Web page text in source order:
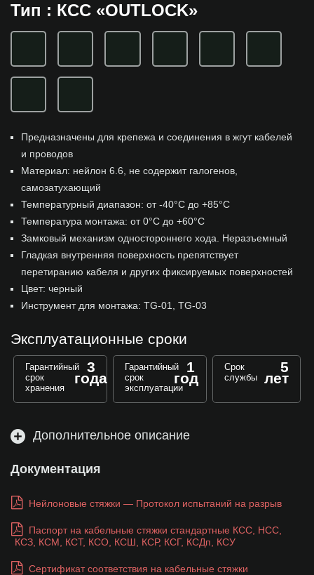
Тип : КСC «OUTLOCK»
Предназначены для крепежа и соединения в жгут кабелей
и проводов
Материал: нейлон 6.6, не содержит галогенов,
самозатухающий
Температурный диапазон: от -40°C до +85°C
Температура монтажа: от 0°C до +60°C
Замковый механизм одностороннего хода. Неразъемный
Гладкая внутренняя поверхность препятствует
перетиранию кабеля и других фиксируемых поверхностей
Цвет: черный
Инструмент для монтажа: TG-01, TG-03
Эксплуатационные сроки
Гарантийный
срок
хранения
3
года
Гарантийный
срок
эксплуатации
1
год
Срок
службы
5
лет
Дополнительное описание
Документация
Нейлоновые стяжки — Протокол испытаний на разрыв
Паспорт на кабельные стяжки стандартные КСС, НСС,
КСЗ, КСМ, КСТ, КСО, КСШ, КСР, КСГ, КСДп, КСУ
Сертификат соответствия на кабельные стяжки